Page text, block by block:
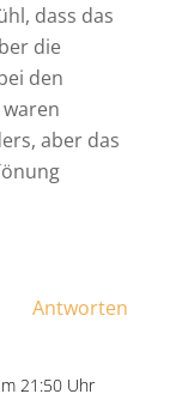
dass das
die
den
aber das
Antworten
21:50 Uhr